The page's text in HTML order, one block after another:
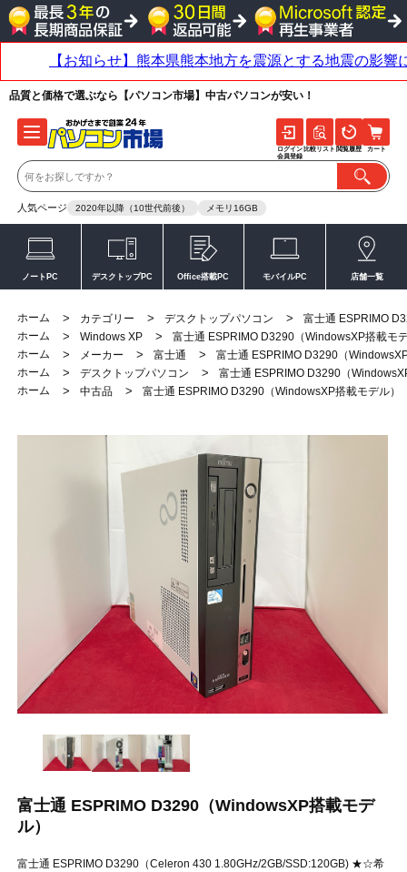
品質と価格で選ぶなら【パソコン市場】中古パソコンが安い！
人気ページ 2020年以降（10世代前後） メモリ16GB
ログイン
会員登録
比較リスト 閲覧履歴 カート
ノートPC デスクトップPC Office搭載PC モバイルPC 店舗一覧
ホーム > カテゴリー > デスクトップパソコン >
富士通 ESPRIMO
ホーム
> Windows XP >
富士通 ESPRIMO D3290（WindowsXP搭載モ
ホーム
> メーカー > 富士通 >
富士通 ESPRIMO D3290（
ホーム
> デスクトップパソコン >
富士通 ESPRIMO D3290（
ホーム
> 中古品 > 富士通 ESPRIMO D3290（WindowsXP搭載モデル）
富士通 ESPRIMO D3290（WindowsXP搭載モデ
ル）
富士通 ESPRIMO D3290（Celeron 430 1.80GHz/2GB/SSD:120GB) ★☆希